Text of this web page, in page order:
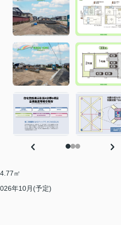
㎡
年10月(予定)